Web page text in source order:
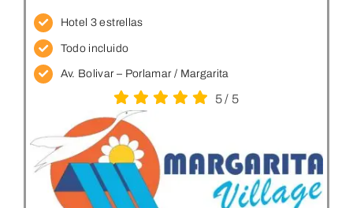
Hotel 3 estrellas
Todo incluido
Av. Bolivar – Porlamar / Margarita
5/ 5